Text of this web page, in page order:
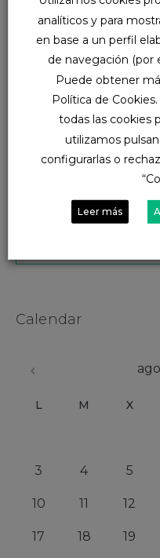
generación Z, nacida
los 2010, está liderando
Calendar
L M X
3 4 5
10 11 12
17 18 19
analíticos y para
en base a un perfil
de navegación (por
Puede obtener
Política de
todas las cookies
utilizamos
configurarlas o
Leer más